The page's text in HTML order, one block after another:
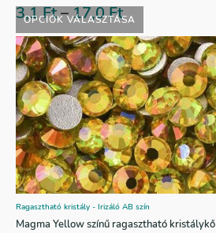
OPCIÓK VÁLASZTÁSA
3,1Ft–17,0Ft
Ragasztható kristály - Irizáló AB szín
Magma Yellow színű ragasztható kristálykő